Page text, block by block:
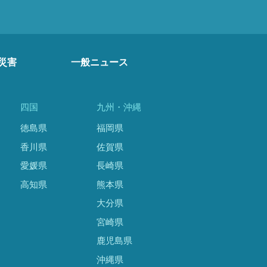
害 一般ニュース
四国
徳島県
香川県
愛媛県
高知県
九州・沖縄
福岡県
佐賀県
長崎県
熊本県
大分県
宮崎県
鹿児島県
沖縄県